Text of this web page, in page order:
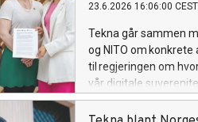
23.6.2026 16:06:00 CEST
Tekna går sammen
og NITO om
til regjeringen om
vår digitale
haster med tiltak for
over teknologien vi